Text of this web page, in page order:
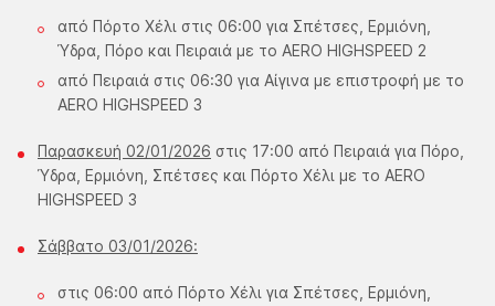
από Πόρτο Χέλι στις 06:00 για Σπέτσες, Ερμιόνη,
Ύδρα, Πόρο και Πειραιά με το AERO HIGHSPEED 2
από Πειραιά στις 06:30 για Αίγινα με επιστροφή με το
AERO HIGHSPEED 3
Παρασκευή 02/01/2026 στις 17:00 από Πειραιά για Πόρο,
Ύδρα, Ερμιόνη, Σπέτσες και Πόρτο Χέλι με το AERO
HIGHSPEED 3
Σάββατο 03/01/2026:
στις 06:00 από Πόρτο Χέλι για Σπέτσες, Ερμιόνη,